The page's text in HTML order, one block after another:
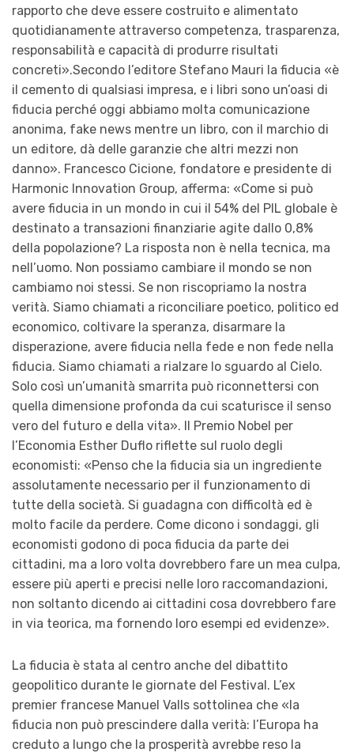
rapporto che deve essere costruito e alimentato
quotidianamente attraverso competenza, trasparenza,
responsabilità e capacità di produrre risultati
concreti».Secondo l’editore Stefano Mauri la fiducia «è
il cemento di qualsiasi impresa, e i libri sono un’oasi di
fiducia perché oggi abbiamo molta comunicazione
anonima, fake news mentre un libro, con il marchio di
un editore, dà delle garanzie che altri mezzi non
danno». Francesco Cicione, fondatore e presidente di
Harmonic Innovation Group, afferma: «Come si può
avere fiducia in un mondo in cui il 54% del PIL globale è
destinato a transazioni finanziarie agite dallo 0,8%
della popolazione? La risposta non è nella tecnica, ma
nell’uomo. Non possiamo cambiare il mondo se non
cambiamo noi stessi. Se non riscopriamo la nostra
verità. Siamo chiamati a riconciliare poetico, politico ed
economico, coltivare la speranza, disarmare la
disperazione, avere fiducia nella fede e non fede nella
fiducia. Siamo chiamati a rialzare lo sguardo al Cielo.
Solo così un’umanità smarrita può riconnettersi con
quella dimensione profonda da cui scaturisce il senso
vero del futuro e della vita». Il Premio Nobel per
l’Economia Esther Duflo riflette sul ruolo degli
economisti: «Penso che la fiducia sia un ingrediente
assolutamente necessario per il funzionamento di
tutte della società. Si guadagna con difficoltà ed è
molto facile da perdere. Come dicono i sondaggi, gli
economisti godono di poca fiducia da parte dei
cittadini, ma a loro volta dovrebbero fare un mea culpa,
essere più aperti e precisi nelle loro raccomandazioni,
non soltanto dicendo ai cittadini cosa dovrebbero fare
in via teorica, ma fornendo loro esempi ed evidenze».
La fiducia è stata al centro anche del dibattito
geopolitico durante le giornate del Festival. L’ex
premier francese Manuel Valls sottolinea che «la
fiducia non può prescindere dalla verità: l’Europa ha
creduto a lungo che la prosperità avrebbe reso la